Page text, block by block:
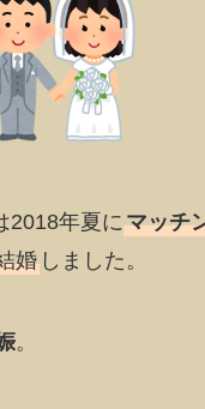
2018年夏にマッチ
婚しました。
。